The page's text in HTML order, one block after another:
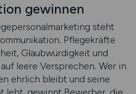
gewinnen
steht
Pflegekräfte
Glaubwürdigkeit und
leere Versprechen. Wer in
ehrlich bleibt und seine